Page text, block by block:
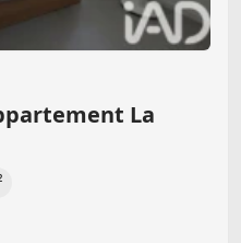
La